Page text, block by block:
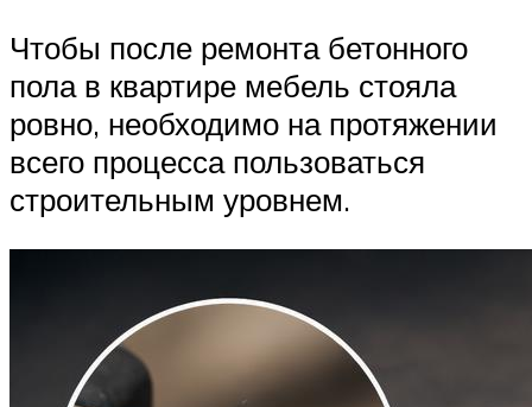
Чтобы после ремонта бетонного
пола в квартире мебель стояла
ровно, необходимо на протяжении
всего процесса пользоваться
строительным уровнем.